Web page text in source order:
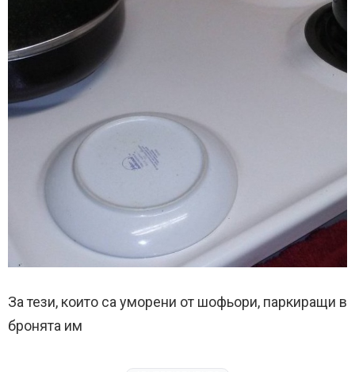
За тези, които са уморени от шофьори, паркиращи в
бронята им